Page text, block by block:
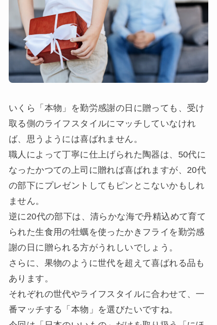
いくら「本物」を勤労感謝の日に贈っても、受け
取る側のライフスタイルにマッチしていなけれ
ば、思うようには喜ばれません。
職人によって丁寧に仕上げられた陶器は、50代に
なったかつての上司に贈れば喜ばれますが、20代
の部下にプレゼントしてもピンとこないかもしれ
ません。
逆に20代の部下は、清らかな海で丹精込めて育て
られた生食用の牡蠣を使ったかきフライを勤労感
謝の日に贈られる方がうれしいでしょう。
さらに、果物のように世代を超えて喜ばれる品も
あります。
それぞれの世代やライフスタイルに合わせて、一
番マッチする「本物」を選びたいですね。